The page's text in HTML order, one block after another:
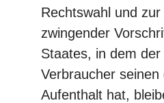
Rechtswahl und
zwingender
Staates, in dem
Verbraucher seinen
Aufenthalt hat,